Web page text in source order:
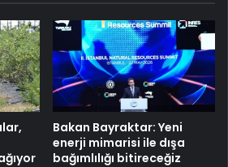
Bakan Bayraktar: Yeni
enerji mimarisi ile dışa
bağımlılığı bitireceğiz